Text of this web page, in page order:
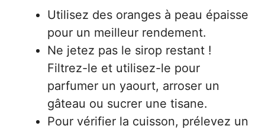
Utilisez des oranges à peau épaisse
pour un meilleur rendement.
Ne jetez pas le sirop restant !
Filtrez-le et utilisez-le pour
parfumer un yaourt, arroser un
gâteau ou sucrer une tisane.
Pour vérifier la cuisson, prélevez un